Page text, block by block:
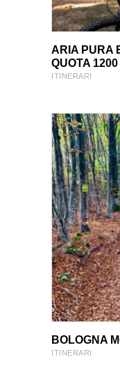
ARIA PURA
QUOTA 1200
ITINERARI
BOLOGNA
ITINERARI